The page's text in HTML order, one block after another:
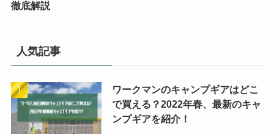
徹底解説
人気記事
ワークマンのキャンプギアはどこ
で買える？2022年春、最新のキャ
ンプギアを紹介！